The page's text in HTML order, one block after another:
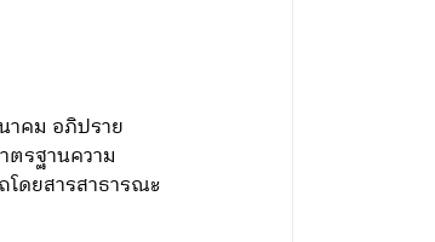
าคม อภิปราย
รฐานความ
โดยสารสาธารณะ